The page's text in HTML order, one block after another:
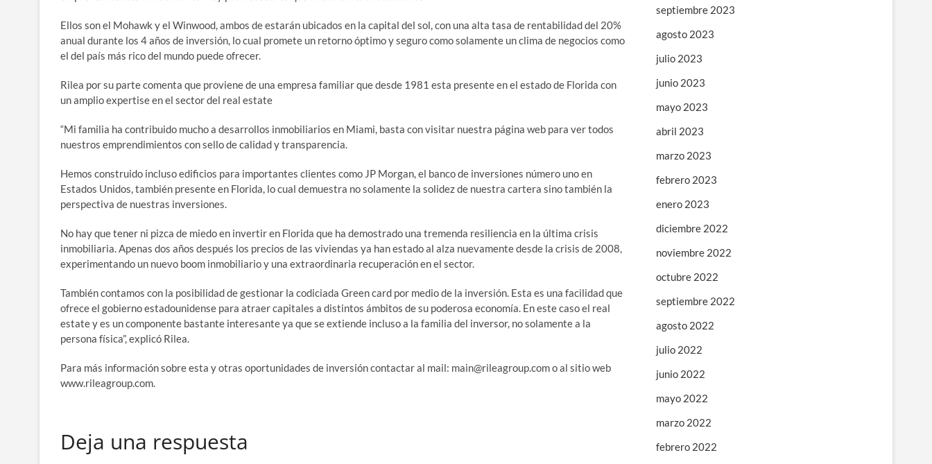
Ellos son el Mohawk y el Winwood, ambos de estarán ubicados en la capital del sol, con una alta tasa de rentabilidad del 20%
anual durante los 4 años de inversión, lo cual promete un retorno óptimo y seguro como solamente un clima de negocios como
el del país más rico del mundo puede ofrecer.
Rilea por su parte comenta que proviene de una empresa familiar que desde 1981 esta presente en el estado de Florida con
un amplio expertise en el sector del real estate
“Mi familia ha contribuido mucho a desarrollos inmobiliarios en Miami, basta con visitar nuestra página web para ver todos
nuestros emprendimientos con sello de calidad y transparencia.
Hemos construido incluso edificios para importantes clientes como JP Morgan, el banco de inversiones número uno en
Estados Unidos, también presente en Florida, lo cual demuestra no solamente la solidez de nuestra cartera sino también la
perspectiva de nuestras inversiones.
No hay que tener ni pizca de miedo en invertir en Florida que ha demostrado una tremenda resiliencia en la última crisis
inmobiliaria. Apenas dos años después los precios de las viviendas ya han estado al alza nuevamente desde la crisis de 2008,
experimentando un nuevo boom inmobiliario y una extraordinaria recuperación en el sector.
También contamos con la posibilidad de gestionar la codiciada Green card por medio de la inversión. Esta es una facilidad que
ofrece el gobierno estadounidense para atraer capitales a distintos ámbitos de su poderosa economía. En este caso el real
estate y es un componente bastante interesante ya que se extiende incluso a la familia del inversor, no solamente a la
persona física”, explicó Rilea.
Para más información sobre esta y otras oportunidades de inversión contactar al mail: main@rileagroup.com o al sitio web
www.rileagroup.com.
Deja una respuesta
septiembre 2023
agosto 2023
julio 2023
junio 2023
mayo 2023
abril 2023
marzo 2023
febrero 2023
enero 2023
diciembre 2022
noviembre 2022
octubre 2022
septiembre 2022
agosto 2022
julio 2022
junio 2022
mayo 2022
marzo 2022
febrero 2022